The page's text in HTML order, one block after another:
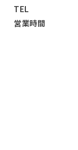
TEL
営業時間